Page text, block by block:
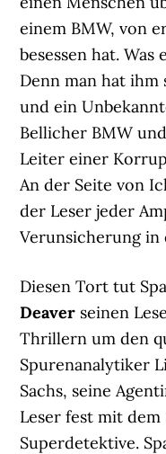
einem BMW, von
besessen hat.
Denn man hat
und ein
Bellicher BMW
Leiter einer
An der Seite von
der Leser jeder
Verunsicherung in
Diesen Tort tut
Deaver seinen
Thrillern um den
Spurenanalytiker
Sachs, seine
Leser fest mit dem
Superdetektive.